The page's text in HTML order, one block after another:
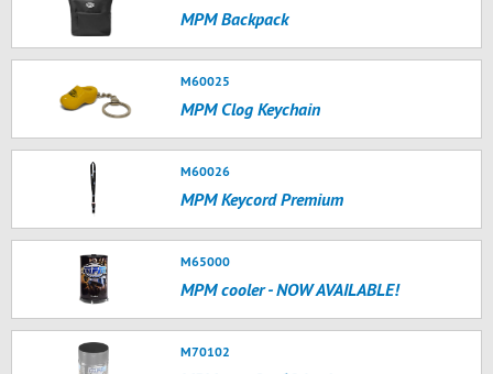
MPM Backpack
M60025
MPM Clog Keychain
M60026
MPM Keycord Premium
M65000
MPM cooler - NOW AVAILABLE!
M70102